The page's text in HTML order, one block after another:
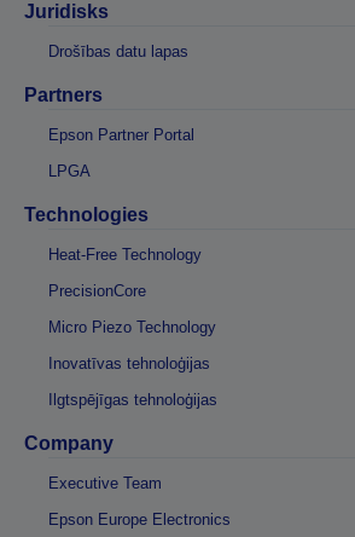
Juridisks
Drošības datu lapas
Partners
Epson Partner Portal
LPGA
Technologies
Heat-Free Technology
PrecisionCore
Micro Piezo Technology
Inovatīvas tehnoloģijas
Ilgtspējīgas tehnoloģijas
Company
Executive Team
Epson Europe Electronics